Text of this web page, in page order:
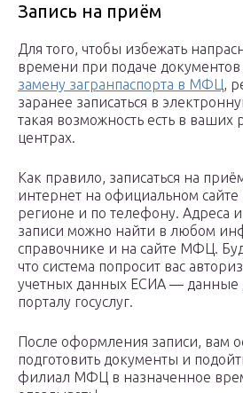
Запись на приём
Для того, чтобы избежать
времени при подаче
замену загранпаспорта в МФЦ,
заранее записаться в
такая возможность есть в ваших
центрах.
Как правило, записаться на
интернет на официальном
регионе и по телефону. Адреса
записи можно найти в любом
справочнике и на сайте МФЦ.
что система попросит вас
учетных данных ЕСИА — данные
порталу госуслуг.
После оформления записи, вам
подготовить документы и
филиал МФЦ в назначенное